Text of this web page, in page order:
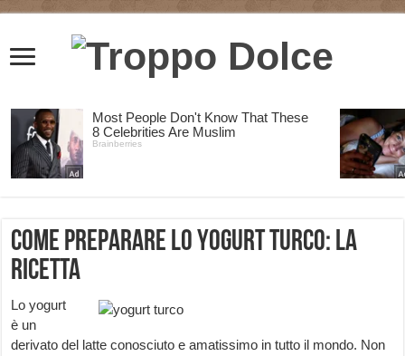
Come preparare lo yogurt turco: la
ricetta
Lo yogurt
è un
derivato del latte conosciuto e amatissimo in tutto il mondo. Non